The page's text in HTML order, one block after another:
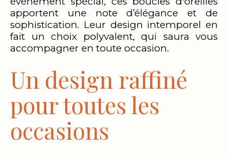
apportent une note d’élégance et de
sophistication. Leur design intemporel en
fait un choix polyvalent, qui saura vous
accompagner en toute occasion.
Un design raffiné
pour toutes les
occasions